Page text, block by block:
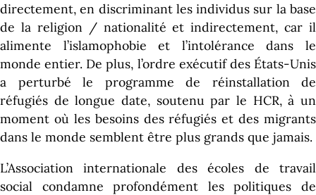
directement, en discriminant les individus sur la base
de la religion / nationalité et indirectement, car il
alimente l’islamophobie et l’intolérance dans le
monde entier. De plus, l’ordre exécutif des États-Unis
a perturbé le programme de réinstallation de
réfugiés de longue date, soutenu par le HCR, à un
moment où les besoins des réfugiés et des migrants
dans le monde semblent être plus grands que jamais.
L’Association internationale des écoles de travail
social condamne profondément les politiques de